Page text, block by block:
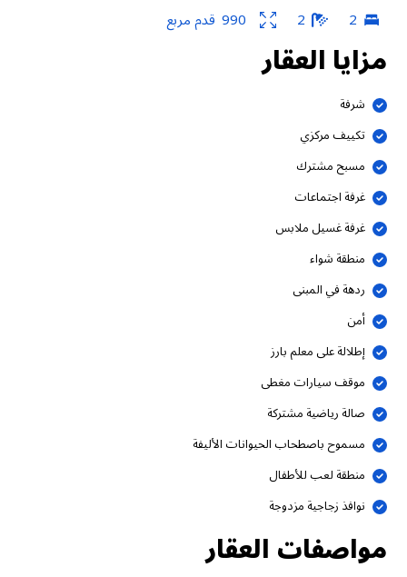
2
2
990 قدم مربع
مزايا العقار
شرفة
تكييف مركزي
مسبح مشترك
غرفة اجتماعات
غرفة غسيل ملابس
منطقة شواء
ردهة في المبنى
أمن
إطلالة على معلم بارز
موقف سيارات مغطى
صالة رياضية مشتركة
مسموح باصطحاب الحيوانات الأليفة
منطقة لعب للأطفال
نوافذ زجاجية مزدوجة
مواصفات العقار